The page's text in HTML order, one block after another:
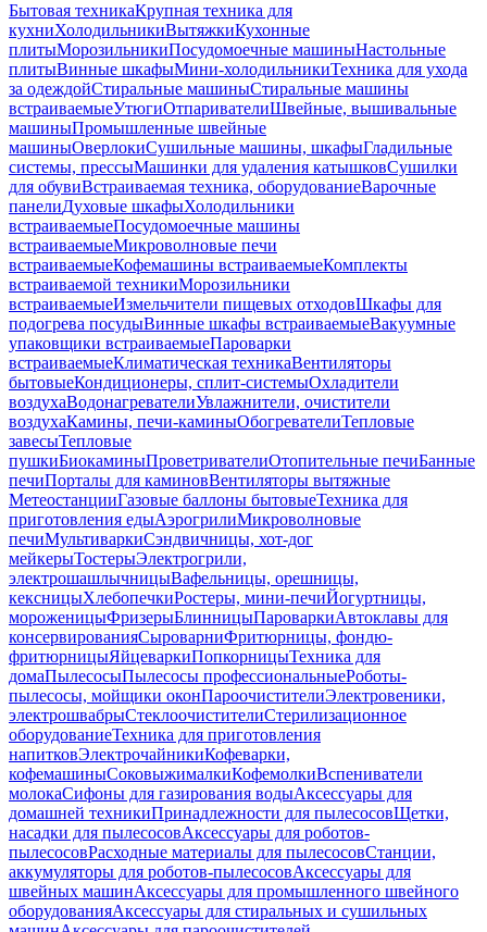
Бытовая техникаКрупная техника для
кухниХолодильникиВытяжкиКухонные
плитыМорозильникиПосудомоечные машиныНастольные
плитыВинные шкафыМини-холодильникиТехника для ухода
за одеждойСтиральные машиныСтиральные машины
встраиваемыеУтюгиОтпаривателиШвейные, вышивальные
машиныПромышленные швейные
машиныОверлокиСушильные машины, шкафыГладильные
системы, прессыМашинки для удаления катышковСушилки
для обувиВстраиваемая техника, оборудованиеВарочные
панелиДуховые шкафыХолодильники
встраиваемыеПосудомоечные машины
встраиваемыеМикроволновые печи
встраиваемыеКофемашины встраиваемыеКомплекты
встраиваемой техникиМорозильники
встраиваемыеИзмельчители пищевых отходовШкафы для
подогрева посудыВинные шкафы встраиваемыеВакуумные
упаковщики встраиваемыеПароварки
встраиваемыеКлиматическая техникаВентиляторы
бытовыеКондиционеры, сплит-системыОхладители
воздухаВодонагревателиУвлажнители, очистители
воздухаКамины, печи-каминыОбогревателиТепловые
завесыТепловые
пушкиБиокаминыПроветривателиОтопительные печиБанные
печиПорталы для каминовВентиляторы вытяжные
МетеостанцииГазовые баллоны бытовыеТехника для
приготовления едыАэрогрилиМикроволновые
печиМультиваркиСэндвичницы, хот-дог
мейкерыТостерыЭлектрогрили,
электрошашлычницыВафельницы, орешницы,
кексницыХлебопечкиРостеры, мини-печиЙогуртницы,
мороженицыФризерыБлинницыПароваркиАвтоклавы для
консервированияСыроварниФритюрницы, фондю-
фритюрницыЯйцеваркиПопкорницыТехника для
домаПылесосыПылесосы профессиональныеРоботы-
пылесосы, мойщики оконПароочистителиЭлектровеники,
электрошвабрыСтеклоочистителиСтерилизационное
оборудованиеТехника для приготовления
напитковЭлектрочайникиКофеварки,
кофемашиныСоковыжималкиКофемолкиВспениватели
молокаСифоны для газирования водыАксессуары для
домашней техникиПринадлежности для пылесосовЩетки,
насадки для пылесосовАксессуары для роботов-
пылесосовРасходные материалы для пылесосовСтанции,
аккумуляторы для роботов-пылесосовАксессуары для
швейных машинАксессуары для промышленного швейного
оборудованияАксессуары для стиральных и сушильных